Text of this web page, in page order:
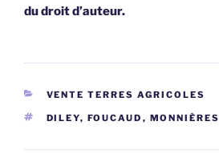
du droit d’auteur.
CATÉGORIES
VENTE TERRES AGRICOLES
ÉTIQUETTES
DILEY, FOUCAUD , MONNIÈRES